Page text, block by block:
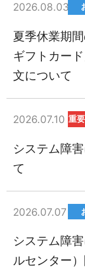
2026.08.03
夏季休業期
ギフトカー
文について
2026.07.10 重
システム障
て
2026.07.07
システム障
ルセンター